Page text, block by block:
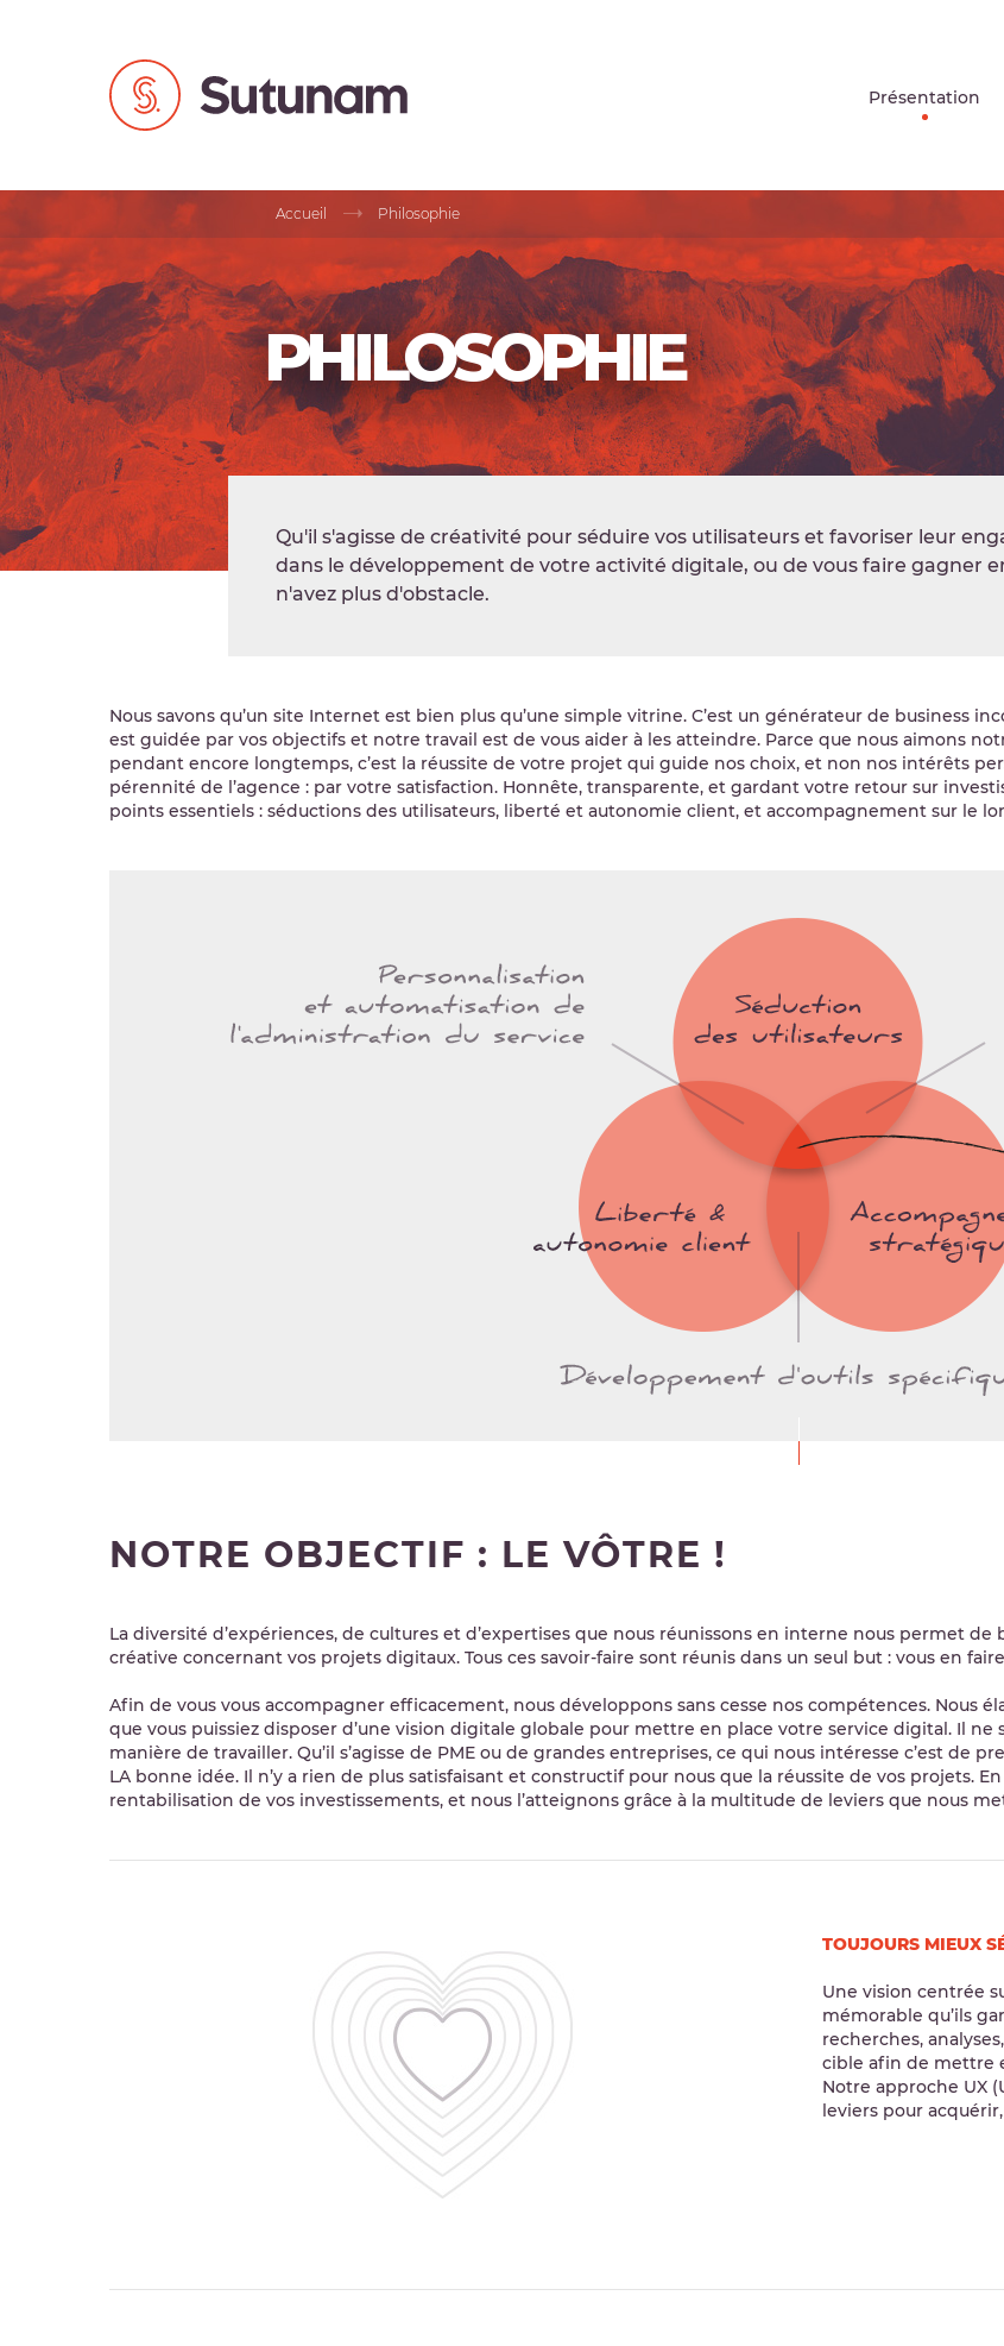
Présentation
Accueil Philosophie
PHILOSOPHIE
Qu'il s'agisse de créativité pour séduire vos utilisateurs et favoriser leur
dans le développement de votre activité digitale, ou de vous faire gagner
n'avez plus d'obstacle.
Nous savons qu’un site Internet est bien plus qu’une simple vitrine. C’est un générateur de business
est guidée par vos objectifs et notre travail est de vous aider à les atteindre. Parce que nous aimons
pendant encore longtemps, c’est la réussite de votre projet qui guide nos choix, et non nos intérêts
pérennité de l’agence : par votre satisfaction. Honnête, transparente, et gardant votre retour sur
points essentiels : séductions des utilisateurs, liberté et autonomie client, et accompagnement sur le
NOTRE OBJECTIF : LE VÔTRE !
La diversité d’expériences, de cultures et d’expertises que nous réunissons en interne nous permet
créative concernant vos projets digitaux. Tous ces savoir-faire sont réunis dans un seul but : vous en
Afin de vous vous accompagner efficacement, nous développons sans cesse nos compétences. Nous
que vous puissiez disposer d’une vision digitale globale pour mettre en place votre service digital. Il ne
manière de travailler. Qu’il s’agisse de PME ou de grandes entreprises, ce qui nous intéresse c’est de
LA bonne idée. Il n’y a rien de plus satisfaisant et constructif pour nous que la réussite de vos projets.
rentabilisation de vos investissements, et nous l’atteignons grâce à la multitude de leviers que nous
TOUJOURS MIEUX
Une vision centrée
mémorable qu’ils
recherches,
cible afin de mettre
Notre approche UX
leviers pour